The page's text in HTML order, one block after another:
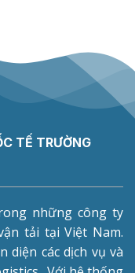
TẾ TRƯỜNG
những công ty
tải tại Việt Nam.
diện các dịch vụ và